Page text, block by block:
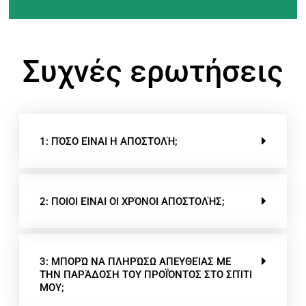
Συχνές ερωτήσεις
1: ΠΌΣΟ ΕΊΝΑΙ Η ΑΠΟΣΤΟΛΉ;
2: ΠΟΙΟΙ ΕΊΝΑΙ ΟΙ ΧΡΌΝΟΙ ΑΠΟΣΤΟΛΉΣ;
3: ΜΠΟΡΏ ΝΑ ΠΛΗΡΏΣΩ ΑΠΕΥΘΕΊΑΣ ΜΕ
ΤΗΝ ΠΑΡΆΔΟΣΗ ΤΟΥ ΠΡΟΪΌΝΤΟΣ ΣΤΟ ΣΠΊΤΙ
ΜΟΥ;